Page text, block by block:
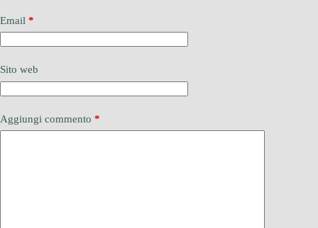
Email *
Sito web
Aggiungi commento *